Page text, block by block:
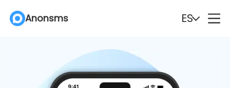
Anonsms ES
Español
Deutsch Português